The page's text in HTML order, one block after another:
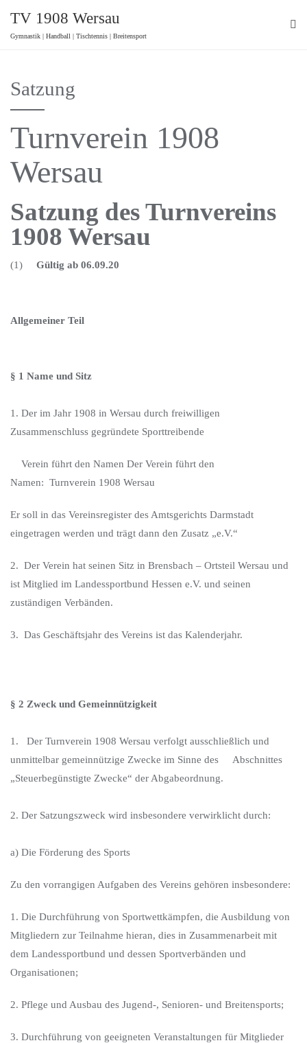
TV 1908 Wersau
Gymnastik | Handball | Tischtennis | Breitensport
Satzung
Turnverein 1908
Wersau
Satzung des Turnvereins
1908 Wersau
(1) Gültig ab 06.09.20
Allgemeiner Teil
§ 1 Name und Sitz
1. Der im Jahr 1908 in Wersau durch freiwilligen
Zusammenschluss gegründete Sporttreibende
Verein führt den Namen Der Verein führt den
Namen: Turnverein 1908 Wersau
Er soll in das Vereinsregister des Amtsgerichts Darmstadt
eingetragen werden und trägt dann den Zusatz „e.V.“
2. Der Verein hat seinen Sitz in Brensbach – Ortsteil Wersau und
ist Mitglied im Landessportbund Hessen e.V. und seinen
zuständigen Verbänden.
3. Das Geschäftsjahr des Vereins ist das Kalenderjahr.
§ 2 Zweck und Gemeinnützigkeit
1. Der Turnverein 1908 Wersau verfolgt ausschließlich und
unmittelbar gemeinnützige Zwecke im Sinne des Abschnittes
„Steuerbegünstigte Zwecke“ der Abgabeordnung.
2. Der Satzungszweck wird insbesondere verwirklicht durch:
a) Die Förderung des Sports
Zu den vorrangigen Aufgaben des Vereins gehören insbesondere:
1. Die Durchführung von Sportwettkämpfen, die Ausbildung von
Mitgliedern zur Teilnahme hieran, dies in Zusammenarbeit mit
dem Landessportbund und dessen Sportverbänden und
Organisationen;
2. Pflege und Ausbau des Jugend-, Senioren- und Breitensports;
3. Durchführung von geeigneten Veranstaltungen für Mitglieder